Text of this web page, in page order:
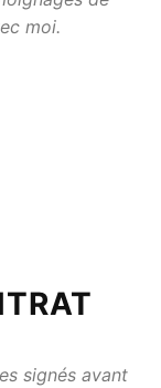
moi.
signés avant